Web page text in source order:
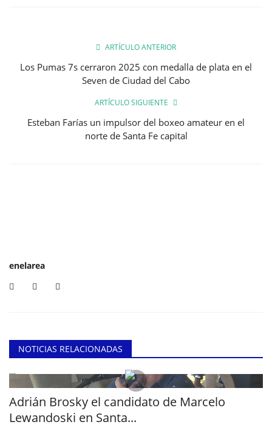
ARTÍCULO ANTERIOR
Los Pumas 7s cerraron 2025 con medalla de plata en el
Seven de Ciudad del Cabo
ARTÍCULO SIGUIENTE
Esteban Farías un impulsor del boxeo amateur en el
norte de Santa Fe capital
enelarea
NOTICIAS RELACIONADAS
Adrián Brosky el candidato de Marcelo
Lewandoski en Santa...